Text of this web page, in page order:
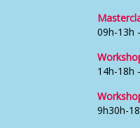
09h-13h
14h-18h
9h30h-